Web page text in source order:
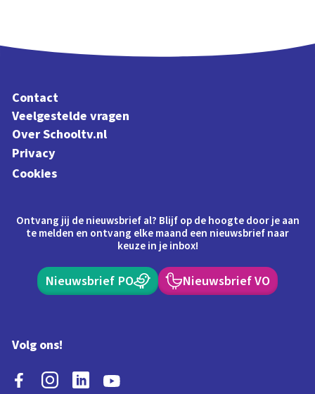
Contact
Veelgestelde vragen
Over Schooltv.nl
Privacy
Cookies
Ontvang jij de nieuwsbrief al? Blijf op de hoogte door je aan
te melden en ontvang elke maand een nieuwsbrief naar
keuze in je inbox!
Nieuwsbrief PO Nieuwsbrief VO
Volg ons!